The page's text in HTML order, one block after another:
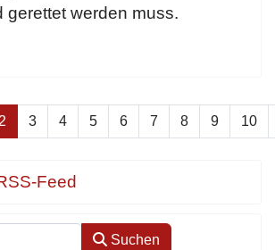
gerettet werden muss.
2 3 4 5 6 7 8 9 10
Feed
Suchen